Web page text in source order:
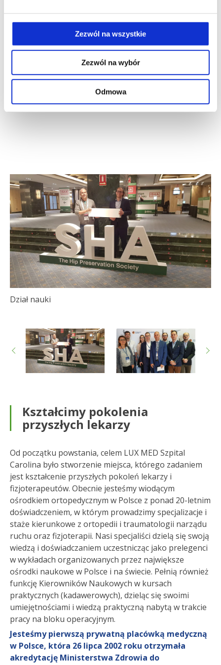
Zezwól na wszystkie
Zezwól na wybór
Odmowa
„Posterior cruciate ligament is twisted and flat
Kato, R. Śmigielski, Y. Ge, U. Zdanowicz, B. Ciszek, M.
Ochi. Publikacja w KSSTA Journal. Link dopublikacji.
Dział nauki
Kształcimy pokolenia
przyszłych lekarzy
Od początku powstania, celem LUX MED Szpital
Carolina było stworzenie miejsca, którego zadaniem
jest kształcenie przyszłych pokoleń lekarzy i
fizjoterapeutów. Obecnie jesteśmy wiodącym
ośrodkiem ortopedycznym w Polsce z ponad 20-letnim
doświadczeniem, w którym prowadzimy specjalizacje i
staże kierunkowe z ortopedii i traumatologii narządu
ruchu oraz fizjoterapii. Nasi specjaliści dzielą się swoją
wiedzą i doświadczaniem uczestnicząc jako prelegenci
w wykładach organizowanych przez największe
ośrodki naukowe w Polsce i na świecie. Pełnią również
funkcję Kierowników Naukowych w kursach
praktycznych (kadawerowych), dzieląc się swoimi
umiejętnościami i wiedzą praktyczną nabytą w trakcie
pracy na bloku operacyjnym.
Jesteśmy pierwszą prywatną placówką medyczną
w Polsce, która 26 lipca 2002 roku otrzymała
akredytację Ministerstwa Zdrowia do